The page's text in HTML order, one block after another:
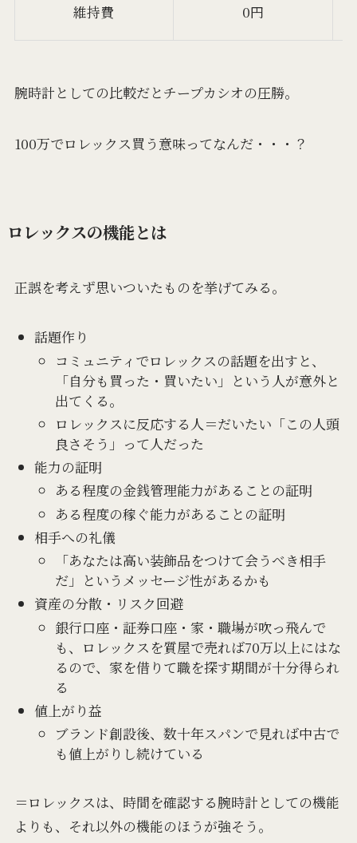
維持費 0円
腕時計としての比較だとチープカシオの圧勝。
100万でロレックス買う意味ってなんだ・・・？
ロレックスの機能とは
正誤を考えず思いついたものを挙げてみる。
話題作り
コミュニティでロレックスの話題を出すと、
「自分も買った・買いたい」という人が意外と
出てくる。
ロレックスに反応する人＝だいたい「この人頭
良さそう」って人だった
能力の証明
ある程度の金銭管理能力があることの証明
ある程度の稼ぐ能力があることの証明
相手への礼儀
「あなたは高い装飾品をつけて会うべき相手
だ」というメッセージ性があるかも
資産の分散・リスク回避
銀行口座・証券口座・家・職場が吹っ飛んで
も、ロレックスを質屋で売れば70万以上にはな
るので、家を借りて職を探す期間が十分得られ
る
値上がり益
ブランド創設後、数十年スパンで見れば中古で
も値上がりし続けている
＝ロレックスは、時間を確認する腕時計としての機能
よりも、それ以外の機能のほうが強そう。